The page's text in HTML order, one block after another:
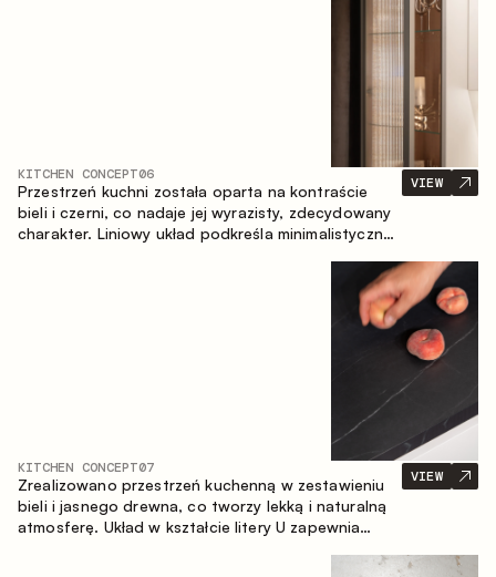
KITCHEN CONCEPT06
Przestrzeń kuchni została oparta na kontraście
bieli i czerni, co nadaje jej wyrazisty, zdecydowany
charakter. Liniowy układ podkreśla minimalistyczny i
VIEW
KITCHEN CONCEPT07
Zrealizowano przestrzeń kuchenną w zestawieniu
bieli i jasnego drewna, co tworzy lekką i naturalną
atmosferę. Układ w kształcie litery U zapewnia
VIEW